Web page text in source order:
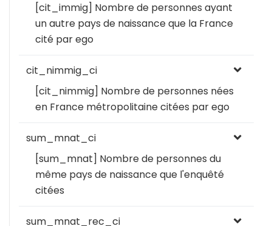
[cit_immig] Nombre de personnes ayant
un autre pays de naissance que la France
cité par ego
cit_nimmig_ci
[cit_nimmig] Nombre de personnes nées
en France métropolitaine citées par ego
sum_mnat_ci
[sum_mnat] Nombre de personnes du
même pays de naissance que l'enquêté
citées
sum_mnat_rec_ci